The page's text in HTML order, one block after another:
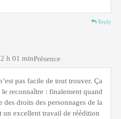
Reply
Présence
h 01 min
pas facile de tout trouver. Ça
reconnaître : finalement quand
des droits des personnages de la
excellent travail de réédition